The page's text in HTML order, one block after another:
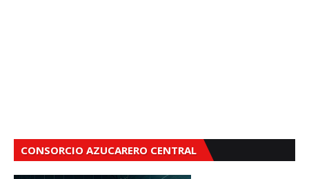
CONSORCIO AZUCARERO CENTRAL